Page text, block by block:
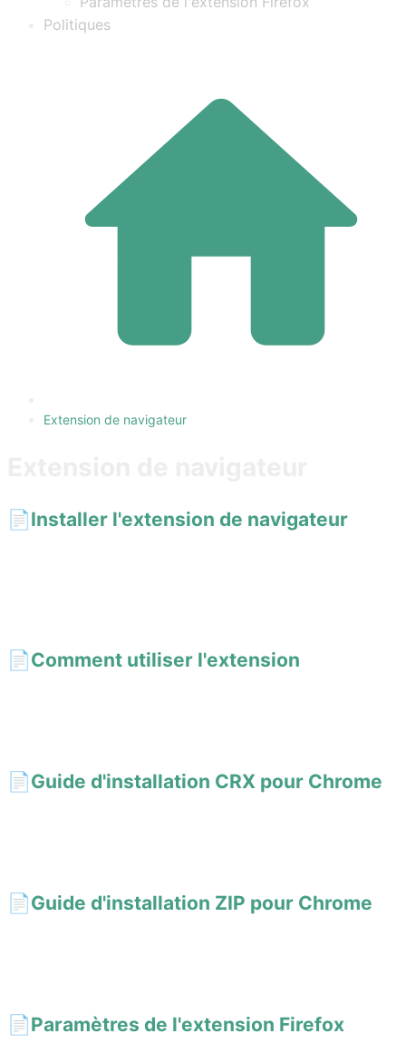
Politiques
Extension de navigateur
📄️Installer l'extension de navigateur
📄️Comment utiliser l'extension
📄️Guide d'installation CRX pour Chrome
📄️Guide d'installation ZIP pour Chrome
📄️Paramètres de l'extension Firefox